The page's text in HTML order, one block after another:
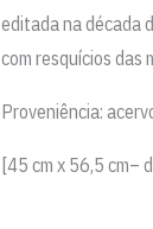
editada na década
com resquícios das
Proveniência:
[45 cm x 56,5 cm–